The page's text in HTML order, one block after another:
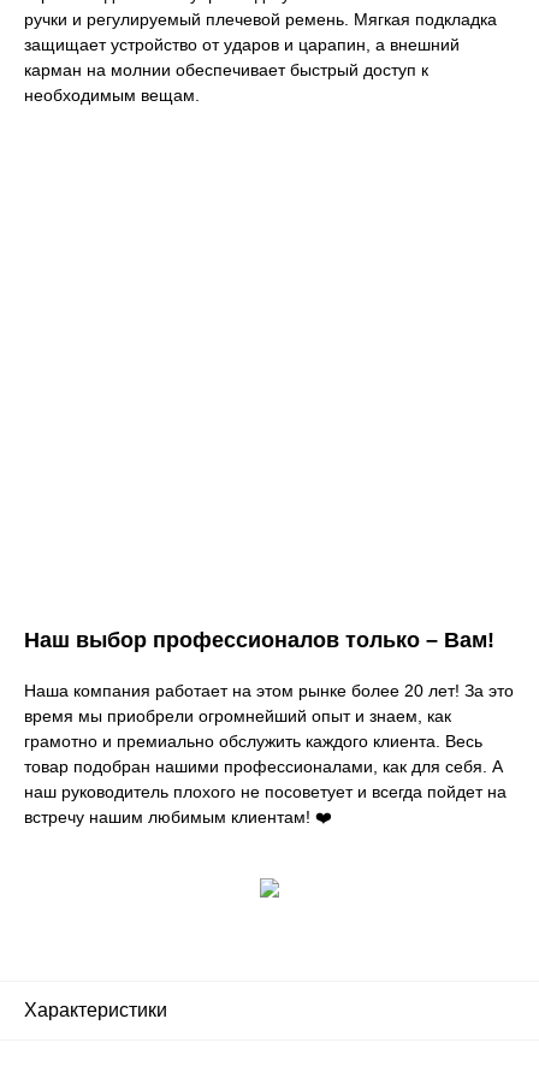
ручки и регулируемый плечевой ремень. Мягкая подкладка
защищает устройство от ударов и царапин, а внешний
карман на молнии обеспечивает быстрый доступ к
необходимым вещам.
Наш выбор профессионалов только – Вам!
Наша компания работает на этом рынке более 20 лет! За это
время мы приобрели огромнейший опыт и знаем, как
грамотно и премиально обслужить каждого клиента. Весь
товар подобран нашими профессионалами, как для себя. А
наш руководитель плохого не посоветует и всегда пойдет на
встречу нашим любимым клиентам! ❤️
Характеристики